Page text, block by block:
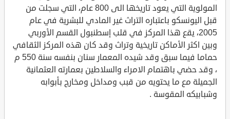
المولوية التي يعود تاريخها الى 800 عام، التي سجلت من
قبل اليونسكو باعتباره التراث غير المادي للبشرية في عام
2005، يقع هذا المركز في قلب إسطنبول القسم الأوربي
وبين اكثر الأماكن تاريخية وتراث وقد كان هذه المركز الثقافي
حماما فيما سبق وقد شيده المعمار سنان بنفسه سنة 550 م
، وقد حضي باهتمام الامراء والسلاطين بعمارته العثمانية
الجميلة مع ما يحتويه من قبب ومداخل ومخارج بأبوابه
وشبابيكه المقوسة .